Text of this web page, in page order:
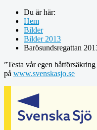
Du är här:
Hem
Bilder
Bilder 2013
Barösundsregattan
”Testa vår egen
på www.svenskasjo.se